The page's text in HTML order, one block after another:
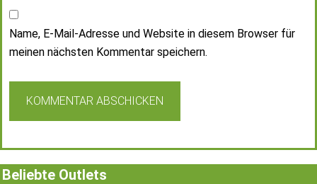
Name, E-Mail-Adresse und Website in diesem Browser für
meinen nächsten Kommentar speichern.
Beliebte Outlets